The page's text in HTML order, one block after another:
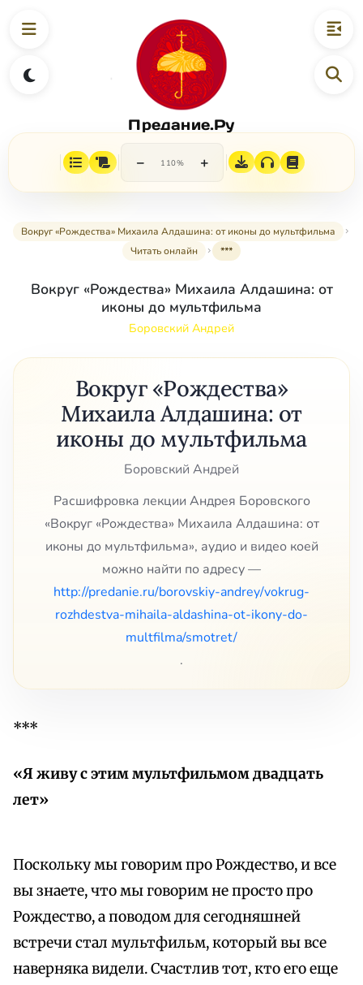
Предание.Ру
− 110% +
Вокруг «Рождества» Михаила Алдашина: от иконы до мультфильма
Читать онлайн
***
Вокруг «Рождества» Михаила Алдашина: от
иконы до мультфильма
Боровский Андрей
Вокруг «Рождества»
Михаила Алдашина: от
иконы до мультфильма
Боровский Андрей
Расшифровка лекции Андрея Боровского
«Вокруг «Рождества» Михаила Алдашина: от
иконы до мультфильма», аудио и видео коей
можно найти по адресу —
http://predanie.ru/borovskiy-andrey/vokrug-
rozhdestva-mihaila-aldashina-ot-ikony-do-
multfilma/smotret/
.
***
«Я живу с этим мультфильмом двадцать
лет»
Поскольку мы говорим про Рождество, и все
вы знаете, что мы говорим не просто про
Рождество, а поводом для сегодняшней
встречи стал мультфильм, который вы все
наверняка видели. Счастлив тот, кто его еще